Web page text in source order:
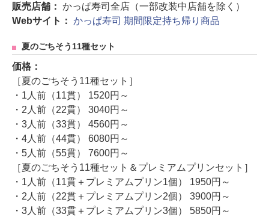
販売店舗： かっぱ寿司全店（一部改装中店舗を除く）
Webサイト： かっぱ寿司 期間限定持ち帰り商品
夏のごちそう11種セット
価格：
［夏のごちそう11種セット］
・1人前（11貫） 1520円～
・2人前（22貫） 3040円～
・3人前（33貫） 4560円～
・4人前（44貫） 6080円～
・5人前（55貫） 7600円～
［夏のごちそう11種セット＆プレミアムプリンセット］
・1人前（11貫＋プレミアムプリン1個） 1950円～
・2人前（22貫＋プレミアムプリン2個） 3900円～
・3人前（33貫＋プレミアムプリン3個） 5850円～